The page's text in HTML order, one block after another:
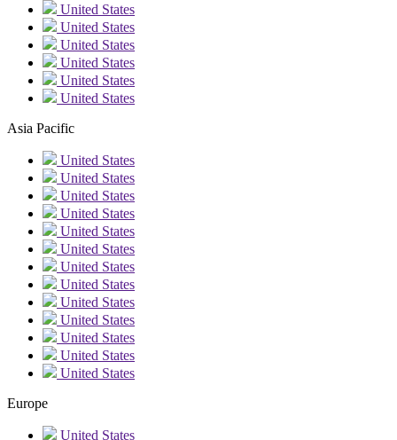
United States
United States
United States
United States
United States
United States
Asia Pacific
United States
United States
United States
United States
United States
United States
United States
United States
United States
United States
United States
United States
United States
Europe
United States